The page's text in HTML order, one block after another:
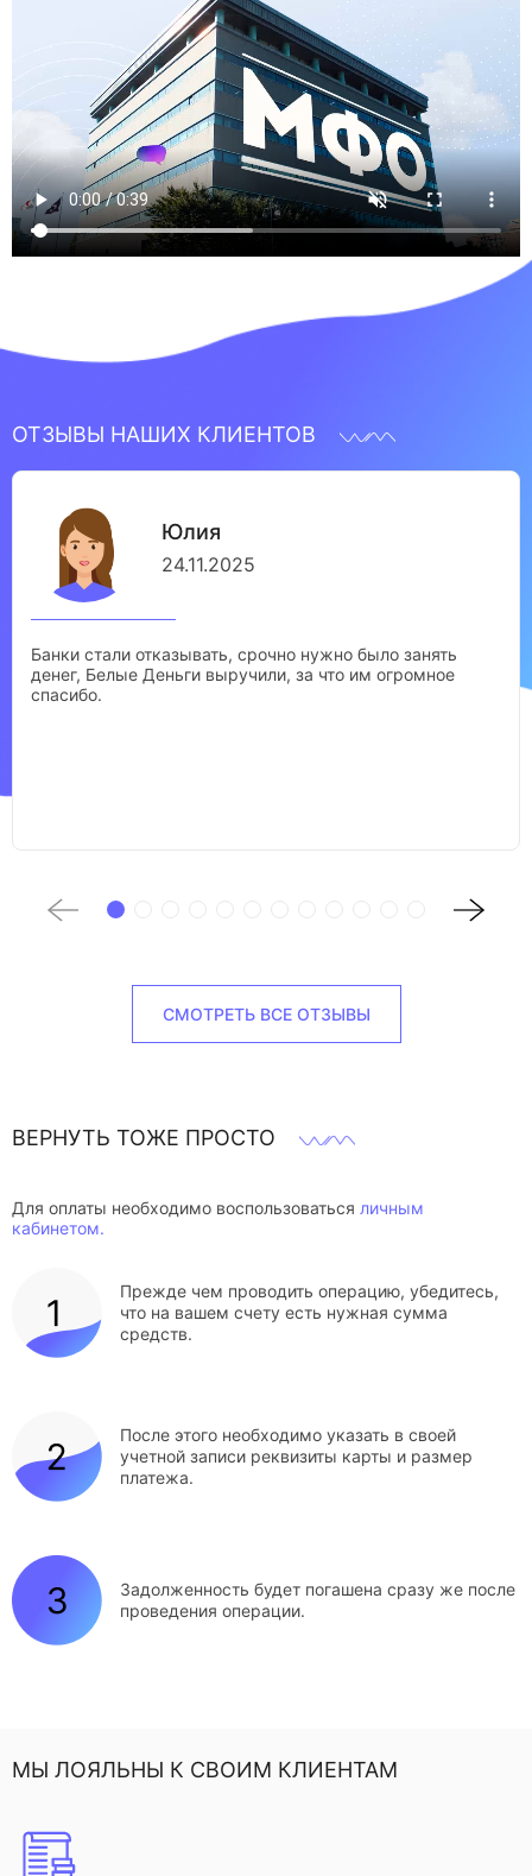
ОТЗЫВЫ НАШИХ КЛИЕНТОВ
Юлия
24.11.2025
Банки стали отказывать, срочно нужно было занять
денег, Белые Деньги выручили, за что им огромное
спасибо.
СМОТРЕТЬ ВСЕ ОТЗЫВЫ
ВЕРНУТЬ ТОЖЕ ПРОСТО
Для оплаты необходимо воспользоваться личным
кабинетом.
Прежде чем проводить операцию, убедитесь,
что на вашем счету есть нужная сумма
средств.
После этого необходимо указать в своей
учетной записи реквизиты карты и размер
платежа.
Задолженность будет погашена сразу же после
проведения операции.
МЫ ЛОЯЛЬНЫ К СВОИМ КЛИЕНТАМ